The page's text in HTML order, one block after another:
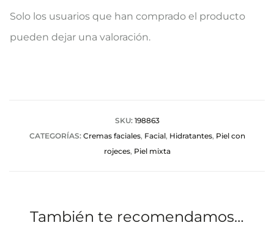
V
a
Solo los usuarios que han comprado el producto
pueden dejar una valoración.
SKU: 198863
CATEGORÍAS: Cremas faciales, Facial, Hidratantes, Piel con
rojeces, Piel mixta
También te recomendamos…